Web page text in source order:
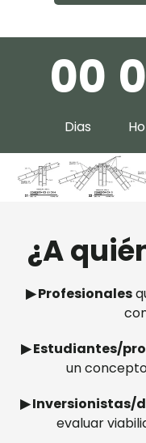
00
Dias
0
¿A
▶︎ Profesionales
▶︎ Estudiantes/
un
▶︎ Inversionistas/
evaluar